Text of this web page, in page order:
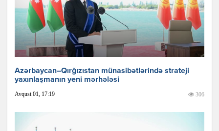
Azərbaycan–Qırğızıstan münasibətlərində strateji
yaxınlaşmanın yeni mərhələsi
Avqust 01, 17:19 306